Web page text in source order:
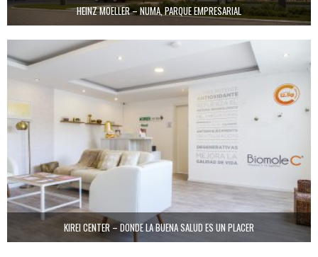
HEINZ MOELLER – NUMA, PARQUE EMPRESARIAL
KIREI CENTER – DONDE LA BUENA SALUD ES UN PLACER